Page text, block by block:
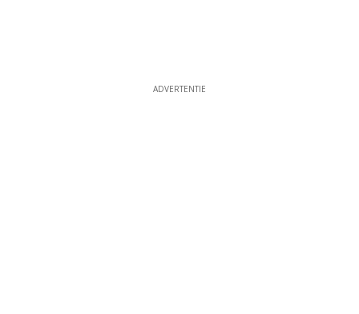
ADVERTENTIE